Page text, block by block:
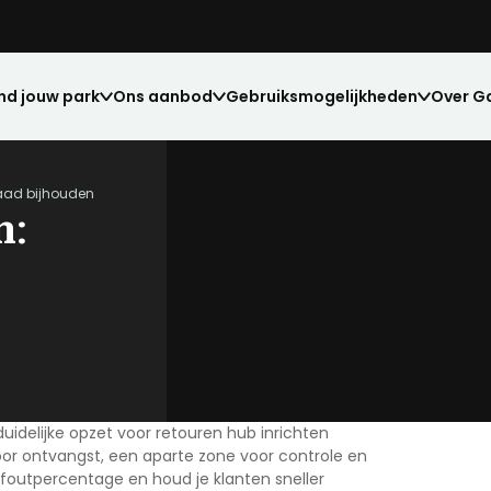
jouw park Ons aanbod
Grond verkopen?
Gebruiksmogelijkheden
voor elk voertuig.
Werkruimte
Elke box is voorzien van stroom en
Over
huurders.
Veelgestelde vragen
Vind het antwoord op al jouw vragen.
bijhouden
opzet voor retouren hub inrichten
ontvangst, een aparte zone voor controle en
en houd je klanten sneller